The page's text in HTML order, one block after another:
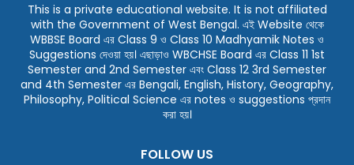
This is a private educational website. It is not affiliated
with the Government of West Bengal. এই Website থেকে
WBBSE Board এর Class 9 ও Class 10 Madhyamik Notes ও
Suggestions দেওয়া হয়। এছাড়াও WBCHSE Board এর Class 11 1st
Semester and 2nd Semester এবং Class 12 3rd Semester
and 4th Semester এর Bengali, English, History, Geography,
Philosophy, Political Science এর notes ও suggestions প্রদান
করা হয়।
FOLLOW US